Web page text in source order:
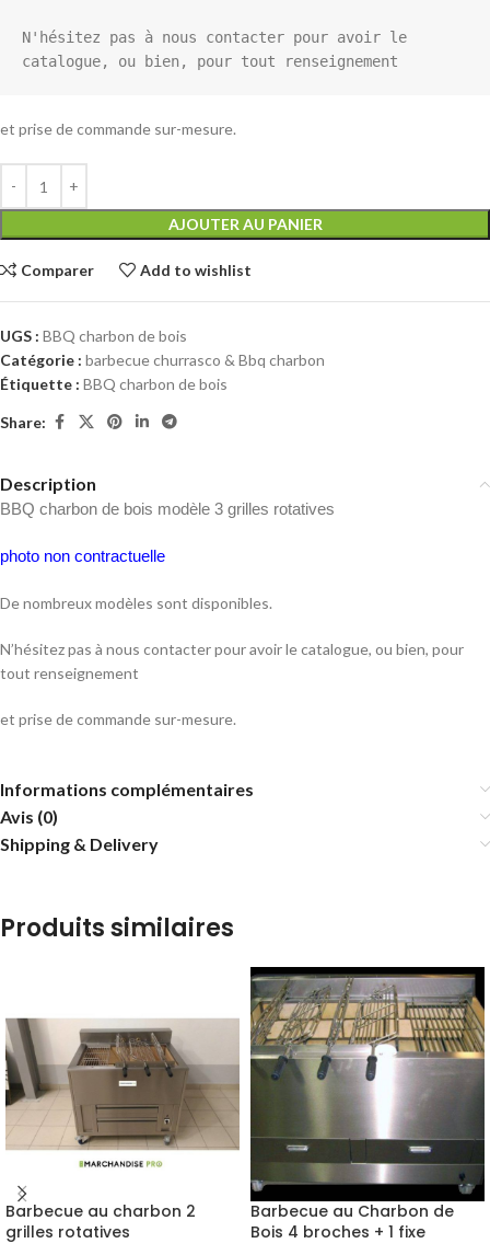
N'hésitez pas à nous contacter pour avoir le
catalogue, ou bien, pour tout renseignement
et prise de commande sur-mesure.
AJOUTER AU PANIER
Comparer Add to wishlist
UGS : BBQ charbon de bois
Catégorie : barbecue churrasco & Bbq charbon
Étiquette : BBQ charbon de bois
Share:
Description
BBQ charbon de bois modèle 3 grilles rotatives
photo non contractuelle
De nombreux modèles sont disponibles.
N’hésitez pas à nous contacter pour avoir le catalogue, ou bien, pour
tout renseignement
et prise de commande sur-mesure.
Informations complémentaires
Avis (0)
Shipping & Delivery
Produits similaires
Barbecue au charbon 2
grilles rotatives
Barbecue au Charbon de
Bois 4 broches + 1 fixe